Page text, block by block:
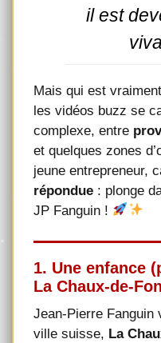
il est
Mais qui est
les vidéos buzz se
complexe, entre
et quelques zones
jeune entrepreneur,
répondue : plonge
JP Fanguin !
1. Une enfance
La Chaux-de-
Jean-Pierre Fanguin
ville suisse, La